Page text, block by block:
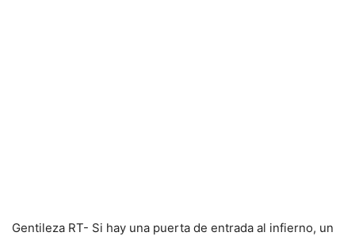
Gentileza RT- Si hay una puerta de entrada al infierno, un